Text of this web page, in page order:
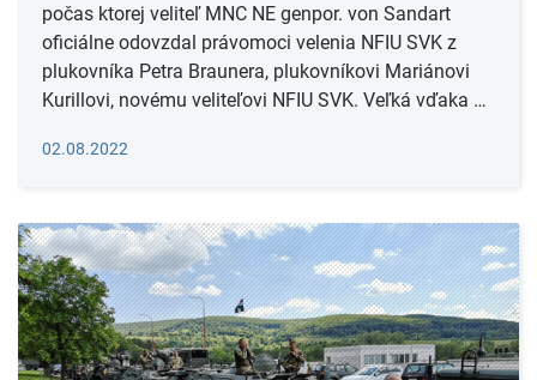
počas ktorej veliteľ MNC NE genpor. von Sandart
oficiálne odovzdal právomoci velenia NFIU SVK z
plukovníka Petra Braunera, plukovníkovi Mariánovi
Kurillovi, novému veliteľovi NFIU SVK. Veľká vďaka …
02.08.2022